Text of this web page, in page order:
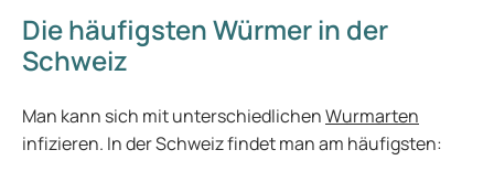
Die häufigsten Würmer in der
Schweiz
Man kann sich mit unterschiedlichenWurmarten
infizieren. In der Schweiz findet man am häufigsten: